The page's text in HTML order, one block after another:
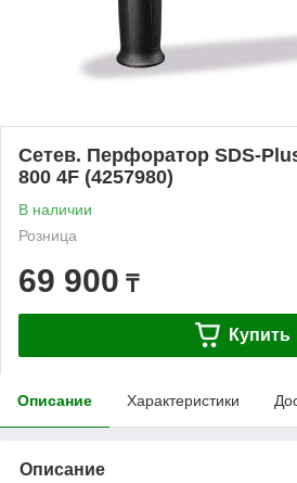
Сетев. Перфоратор SDS-
800 4F (4257980)
В наличии
Розница
69 900 ₸
Купить
Описание Характеристики
Описание